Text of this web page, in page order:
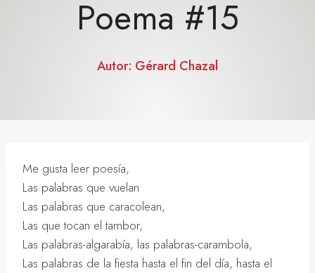
Poema #15
Autor: Gérard Chazal
Me gusta leer poesía,
Las palabras que vuelan
Las palabras que caracolean,
Las que tocan el tambor,
Las palabras-algarabía, las palabras-carambola,
Las palabras de la fiesta hasta el fin del día, hasta el